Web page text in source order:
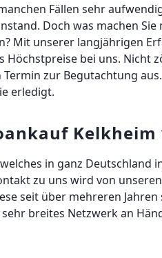
Fällen sehr
Doch was machen
Mit unserer langjährigen
bei uns.
zur Begutachtung
erledigt.
in ganz Deutschland
zu uns wird von
seit über mehreren
breites Netzwerk an